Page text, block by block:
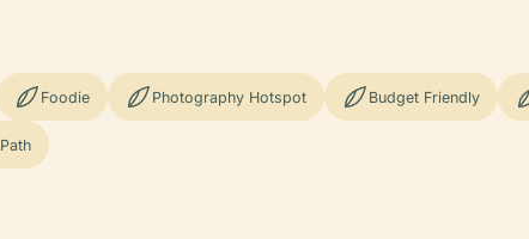
Foodie Photography Hotspot Budget Friendly